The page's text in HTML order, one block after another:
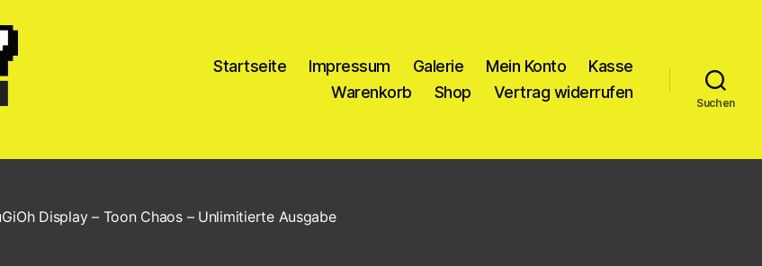
Startseite Impressum Galerie Mein Konto
Kasse
Warenkorb
Shop Vertrag widerrufen
Suchen
Display – Toon Chaos – Unlimitierte Ausgabe